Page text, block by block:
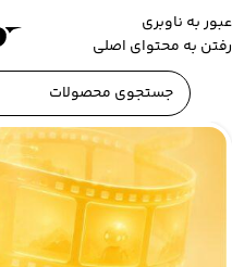
عبور به ناوبری
رفتن به محتوای اصلی